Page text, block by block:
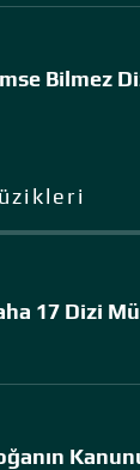
Bilmez
17 Dizi